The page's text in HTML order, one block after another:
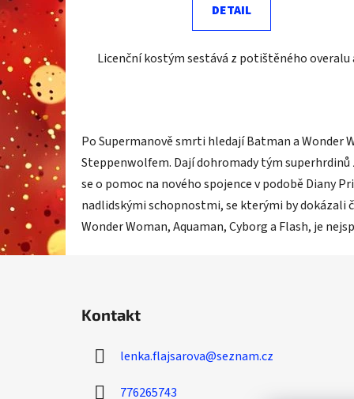
DETAIL
Licenční kostým sestává z potištěného overalu
Po Supermanově smrti hledají Batman a
Steppenwolfem. Dají dohromady tým superhrdinů
se o pomoc na nového spojence v podobě Diany
nadlidskými schopnostmi, se kterými by dokázali
Wonder Woman, Aquaman, Cyborg a Flash, je
Kontakt
lenka.flajsarova@seznam.cz
776265743